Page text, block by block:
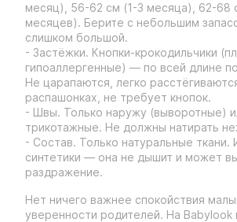
месяц), 56-62 см (1-3 месяца), 62-68
месяцев). Берите с небольшим
слишком большой.
- Застёжки. Кнопки-крокодильчики
гипоаллергенные) — по всей длине
Не царапаются, легко
распашонках, не требует кнопок.
- Швы. Только наружу (выворотные)
трикотажные. Не должны натирать
- Состав. Только натуральные ткани.
синтетики — она не дышит и может
раздражение.
Нет ничего важнее спокойствия
уверенности родителей. На Babylook